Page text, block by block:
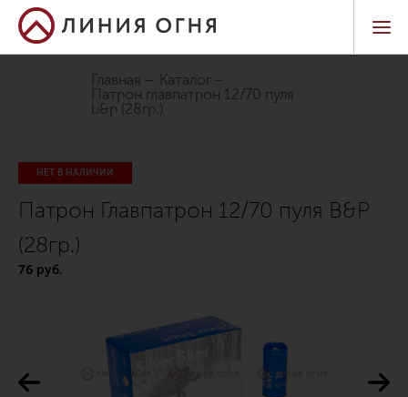
Главная
Каталог
патрон главпатрон 12/70 пуля
b&p (28гр.)
НЕТ В НАЛИЧИИ
Патрон Главпатрон 12/70 пуля B&P
(28гр.)
76 руб.